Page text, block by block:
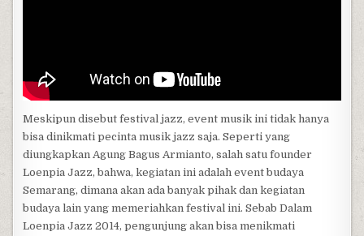
Meskipun disebut festival jazz, event musik ini tidak hanya
bisa dinikmati pecinta musik jazz saja. Seperti yang
diungkapkan Agung Bagus Armianto, salah satu founder
Loenpia Jazz, bahwa, kegiatan ini adalah event budaya
Semarang, dimana akan ada banyak pihak dan kegiatan
budaya lain yang memeriahkan festival ini. Sebab Dalam
Loenpia Jazz 2014, pengunjung akan bisa menikmati